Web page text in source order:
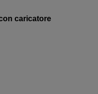
caricatore